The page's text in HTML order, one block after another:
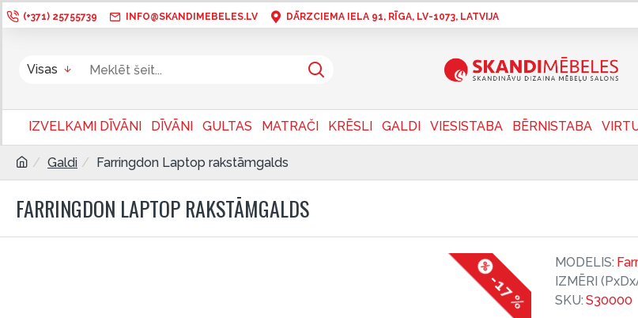
(+371) 25755739 INFO@SKANDIMEBELES.LV DĀRZCIEMA IELA 91, RĪGA, LV-1073, LATVIJA
Visas
IZVELKAMI DĪVĀNI DĪVĀNI GULTAS MATRAČI KRĒSLI GALDI VIESISTABA BĒRNISTABA
Galdi Farringdon Laptop rakstāmgalds
FARRINGDON LAPTOP RAKSTĀMGALDS
-17 %
MODELIS:
IZMĒRI
SKU: S30000